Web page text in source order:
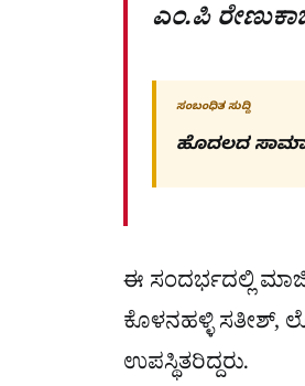
ಎಂ.ಪಿ
ಸಂಬಂಧಿತ ಸುದ್ದಿ
ಹೊದಲದ
ಈ ಸಂದರ್ಭದಲ್ಲಿ
ಕೊಳನಹಳ್ಳಿ ಸತೀಶ್,
ಉಪಸ್ಥಿತರಿದ್ದರು.